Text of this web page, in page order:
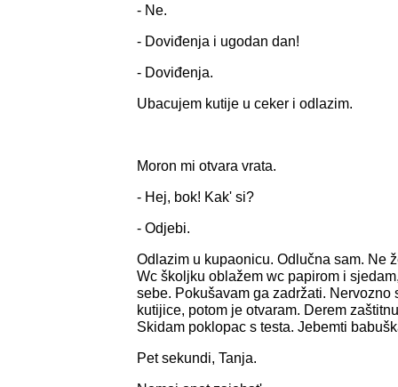
- Ne.
- Doviđenja i ugodan dan!
- Doviđenja.
Ubacujem kutije u ceker i odlazim.
Moron mi otvara vrata.
- Hej, bok! Kak' si?
- Odjebi.
Odlazim u kupaonicu. Odlučna sam. Ne
Wc školjku oblažem wc papirom i
sebe. Pokušavam ga zadržati. Nervozno
kutijice, potom je otvaram. Derem
Skidam poklopac s testa. Jebemti
Pet sekundi, Tanja.